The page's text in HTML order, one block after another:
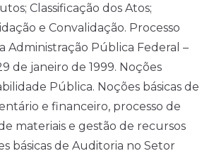
Classificação dos Atos;
e Convalidação. Processo
Administração Pública Federal –
de janeiro de 1999. Noções
Pública. Noções básicas de
e financeiro, processo de
materiais e gestão de recursos
básicas de Auditoria no Setor